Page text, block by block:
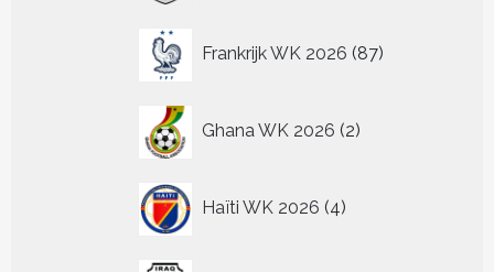
Frankrijk WK 2026 87
producten
Ghana WK 2026 2
producten
Haïti WK 2026 4
producten